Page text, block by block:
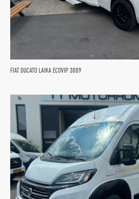
FIAT DUCATO LAIKA ECOVIP 3009